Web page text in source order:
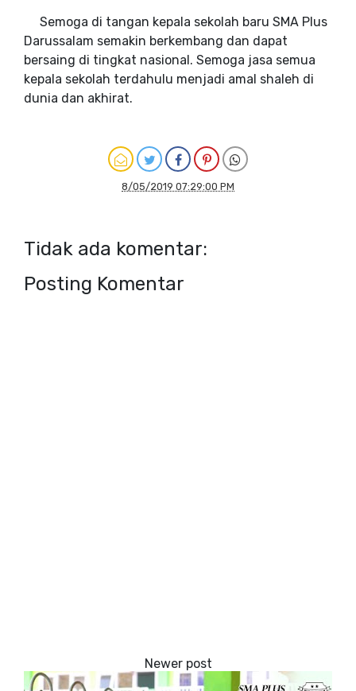
Semoga di tangan kepala sekolah baru SMA Plus
Darussalam semakin berkembang dan dapat
bersaing di tingkat nasional. Semoga jasa semua
kepala sekolah terdahulu menjadi amal shaleh di
dunia dan akhirat.
8/05/2019 07:29:00 PM
Tidak ada komentar:
Posting Komentar